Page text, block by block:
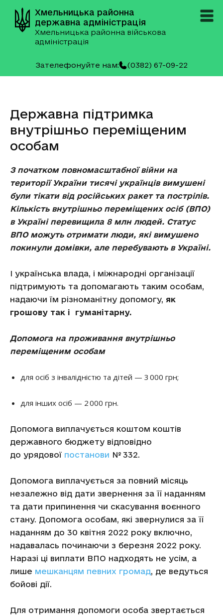
Хмельницька районна
державна адміністрація
Хмельницька районна військова
адміністрація
Зателефонуйте нам: (0382) 67-09-22
Державна підтримка
внутрішньо переміщеним
особам
З початком повномасштабної війни на
території України тисячі українців вимушені
були тікати від російських ракет та пострілів.
Кількість внутрішньо переміщених осіб (ВПО)
в Україні перевищила 8 млн людей. Статус
ВПО можуть отримати люди, які вимушено
покинули домівки, але перебувають в Україні.
І українська влада, і міжнародні організації
підтримують та допомагають таким особам,
надаючи їм різноманітну допомогу, як
грошову так і гуманітарну.
Допомога на проживання внутрішньо
переміщеним особам
для осіб з інвалідністю та дітей — 3 000 грн;
для інших осіб — 2 000 грн.
Допомога виплачується коштом коштів
державного бюджету відповідно
до урядової постанови № 332.
Допомога виплачується за повний місяць
незалежно від дати звернення за її наданням
та дати припинення чи скасування воєнного
стану. Допомога особам, які звернулися за її
наданням до 30 квітня 2022 року включно,
надавалась починаючи з березня 2022 року.
Наразі ці виплати ВПО надходять не усім, а
лише мешканцям певних громад, де ведуться
бойові дії.
Для отримання допомоги особа звертається